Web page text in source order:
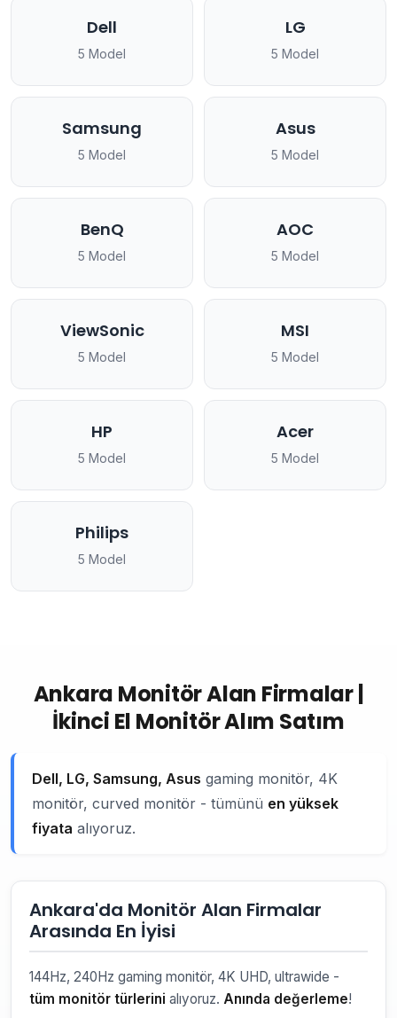
Dell
5 Model
LG
5 Model
Samsung
5 Model
Asus
5 Model
BenQ
5 Model
AOC
5 Model
ViewSonic
5 Model
MSI
5 Model
HP
5 Model
Acer
5 Model
Philips
5 Model
Ankara Monitör Alan Firmalar |
İkinci El Monitör Alım Satım
Dell, LG, Samsung, Asus gaming monitör, 4K
monitör, curved monitör - tümünü en yüksek
fiyata alıyoruz.
Ankara'da Monitör Alan Firmalar
Arasında En İyisi
144Hz, 240Hz gaming monitör, 4K UHD, ultrawide -
tüm monitör türlerini alıyoruz. Anında değerleme!